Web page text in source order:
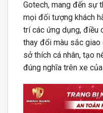
Gotech, mang đến sự
mọi đối tượng khách
trí các ứng dụng, điều
thay đổi màu sắc
sở thích cá nhân, tạo
đúng nghĩa trên xe